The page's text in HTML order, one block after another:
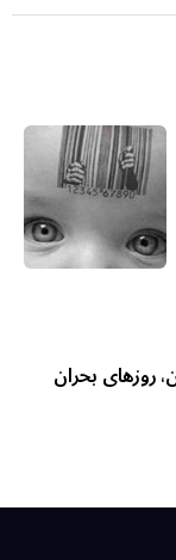
روزهای بحران